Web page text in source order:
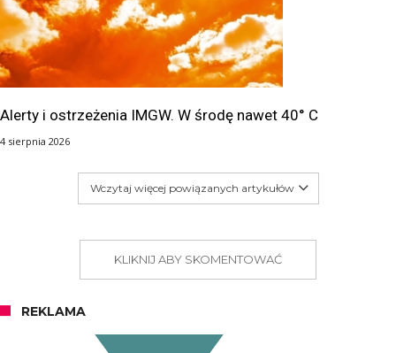
Alerty i ostrzeżenia IMGW. W środę nawet 40° C
4 sierpnia 2026
Wczytaj więcej powiązanych artykułów
KLIKNIJ ABY SKOMENTOWAĆ
REKLAMA